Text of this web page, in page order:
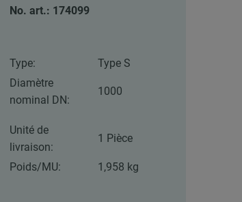
No. art.: 174099
Type:
Type S
Diamètre
nominal DN:
1000
Unité de
livraison:
1 Pièce
Poids/MU: 1,958 kg